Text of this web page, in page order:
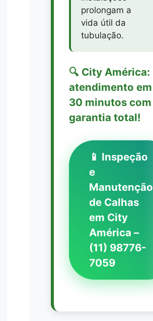
prolongam a
vida útil da
tubulação.
🔍 City América:
atendimento em
30 minutos com
garantia total!
📱 Inspeção
e
Manutenção
de Calhas
em City
América –
(11) 98776-
7059